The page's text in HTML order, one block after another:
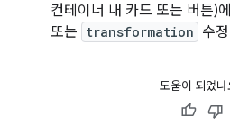
컨테이너 내 카드 또는 버튼)에
또는 transformation 수
도움이 되었나